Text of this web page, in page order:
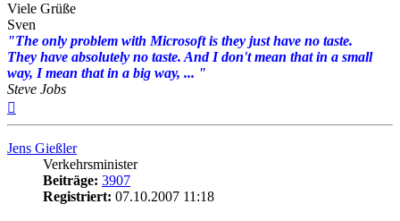
Viele Grüße
Sven
"The only problem with Microsoft is they just have no taste.
They have absolutely no taste. And I don't mean that in a small
way, I mean that in a big way, ... "
Steve Jobs
Jens Gießler
Verkehrsminister
Beiträge: 3907
Registriert: 07.10.2007 11:18